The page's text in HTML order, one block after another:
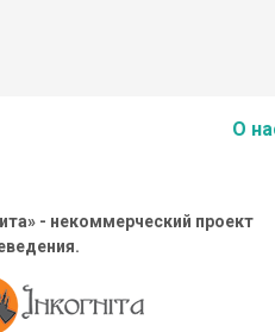
О
- некоммерческий проект